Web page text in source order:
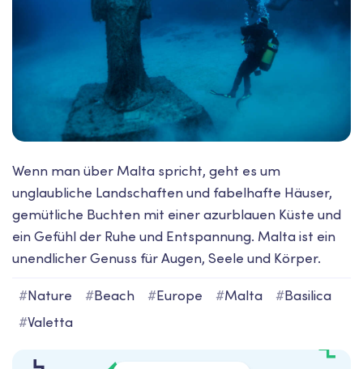
Wenn man über Malta spricht, geht es um
unglaubliche Landschaften und fabelhafte Häuser,
gemütliche Buchten mit einer azurblauen Küste und
ein Gefühl der Ruhe und Entspannung. Malta ist ein
unendlicher Genuss für Augen, Seele und Körper.
#Nature #Beach #Europe #Malta #Basilica
#Valetta